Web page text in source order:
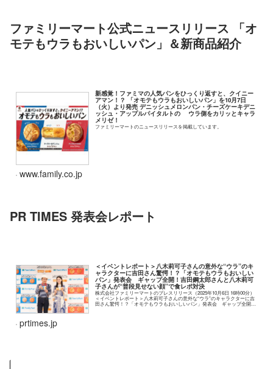
ファミリーマート公式ニュースリリース 「オ
モテもウラもおいしいパン」＆新商品紹介
新感覚！ファミマの人気パンをひっくり返すと、クイニー
アマン！？ 「オモテもウラもおいしいパン」を10月7日
（火）より発売 デニッシュメロンパン・チーズケーキデニ
ッシュ・アップルパイタルトの ウラ側をカリッとキャラ
メリゼ！
ファミリーマートのニュースリリースを掲載しています。
www.family.co.jp
PR TIMES 発表会レポート
＜イベントレポート＞八木莉可子さんの意外な“ウラ”のキ
ャラクターに吉田さん驚愕！？「オモテもウラもおいしい
パン」発表会 ギャップ全開！吉田鋼太郎さんと八木莉可
子さんが“普段見せない顔”で食レポ対決
株式会社ファミリーマートのプレスリリース（2025年10月6日 16時00分）
＜イベントレポート＞八木莉可子さんの意外な“ウラ”のキャラクターに吉
田さん驚愕！？「オモテもウラもおいしいパン」発表会 ギャップ全開！
prtimes.jp